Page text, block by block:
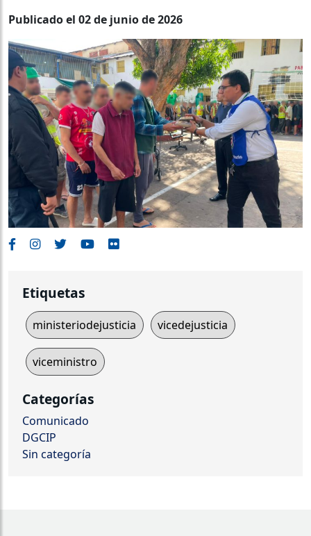
Publicado el 02 de junio de 2026
Etiquetas
ministeriodejusticia vicedejusticia
viceministro
Categorías
Comunicado
DGCIP
Sin categoría